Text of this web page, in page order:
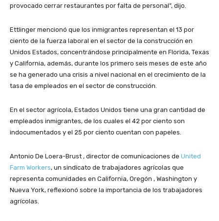
provocado cerrar restaurantes por falta de personal”, dijo.
Ettlinger mencionó que los inmigrantes representan el 13 por
ciento de la fuerza laboral en el sector de la construcción en
Unidos Estados, concentrándose principalmente en Florida, Texas
y California, además, durante los primero seis meses de este año
se ha generado una crisis a nivel nacional en el crecimiento de la
tasa de empleados en el sector de construcción.
En el sector agrícola, Estados Unidos tiene una gran cantidad de
empleados inmigrantes, de los cuales el 42 por ciento son
indocumentados y el 25 por ciento cuentan con papeles.
Antonio De Loera-Brust , director de comunicaciones de United
Farm Workers, un sindicato de trabajadores agrícolas que
representa comunidades en California, Oregón , Washington y
Nueva York, reflexionó sobre la importancia de los trabajadores
agrícolas.